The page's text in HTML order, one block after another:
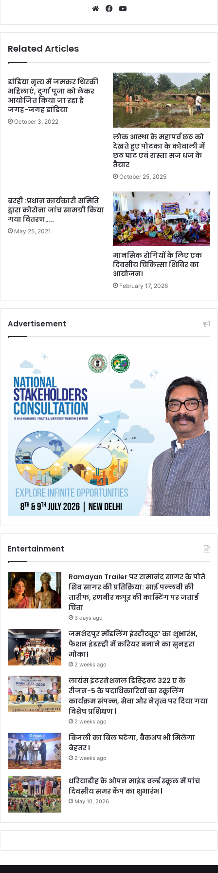
WebsiteFacebook
Related Articles
डांडिया नृत्य में जमकर थिरकी
महिलाएं, दुर्गा पूजा को लेकर
आयोजित किया जा रहा है
जगह-जगह डांडिया
October 3, 2022
लोक आस्था के महापर्व छठ को
देखते हुए पोटका के कोवाली में
छठ घाट एवं रास्ता सज धज के
तैयार
October 25, 2025
बरही :प्रधान कार्यकारी समिति
द्वारा कोरोना जांच सामग्री किया
गया वितरण…..
May 25, 2021
मानसिक रोगियों के लिए एक
दिवसीय चिकित्सा शिविर का
आयोजन।
February 17, 2026
Advertisement
Entertainment
Ramayan Trailer पर रामानंद सागर के पोते
शिव सागर की प्रतिक्रिया: साई पल्लवी की
तारीफ, रणबीर कपूर की कास्टिंग पर जताई
चिंता
3 days ago
जमशेदपुर मॉडलिंग इंस्टीट्यूट’ का शुभारंभ,
फैशन इंडस्ट्री में करियर बनाने का सुनहरा
मौका।
2 weeks ago
लायंस इंटरनेशनल डिस्ट्रिक्ट 322 ए के
रीजन-5 के पदाधिकारियों का स्कूलिंग
कार्यक्रम संपन्न, सेवा और नेतृत्व पर दिया गया
विशेष प्रशिक्षण l
2 weeks ago
बिजली का बिल घटेगा, बैकअप भी मिलेगा
बेहतर l
2 weeks ago
धरियाडीह के ओपन माइंड वर्ल्ड स्कूल में पांच
दिवसीय समर कैंप का शुभारंभ l
May 10, 2026